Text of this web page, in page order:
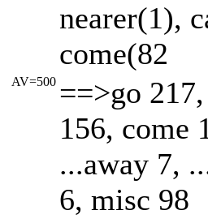
nearer(1),
come(82
AV=500 ==>go
156, come
...away 7,
6, misc 98